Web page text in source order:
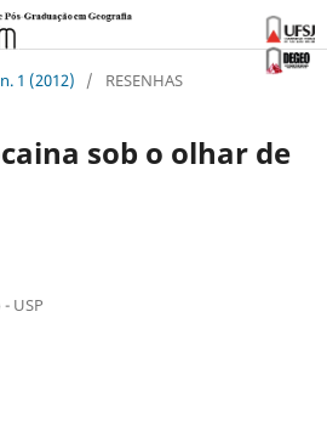
1 (2012) / RESENHAS
sob o olhar de
USP